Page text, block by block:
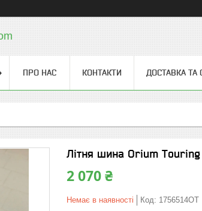
ПРО НАС КОНТАКТИ ДОСТАВКА ТА
Літня шина Orium Touring
2 070 ₴
Немає в наявності Код: 1756514OT